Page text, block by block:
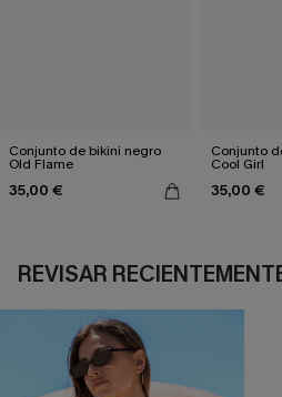
Conjunto de bikini negro
Old Flame
35,00 €
Conjunto
Cool Girl
35,00 €
REVISAR